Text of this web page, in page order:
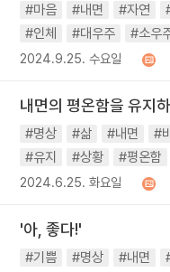
#마음 #내면 #자연
#인체
#대우주 #소우
2024.9.25. 수요일
내면의 평온함을 유지
#명상 #삶 #내면 #
#유지
#상황 #평온함
2024.6.25. 화요일
'아, 좋다!'
#기쁨 #명상 #내면